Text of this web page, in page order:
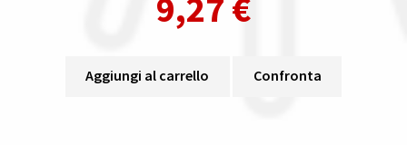
9,27 €
Aggiungi al carrello Confronta